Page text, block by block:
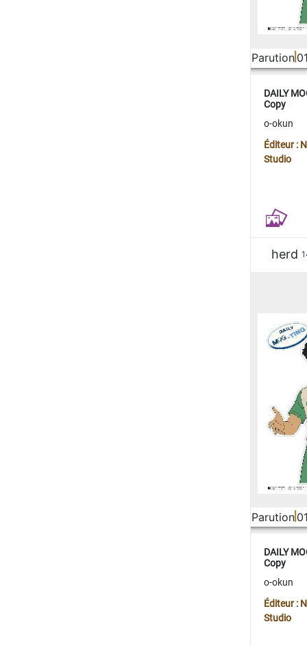
Parution
DAILY
Copy
o-okun
Éditeur :
Studio
herd
Parution
DAILY
Copy
o-okun
Éditeur :
Studio